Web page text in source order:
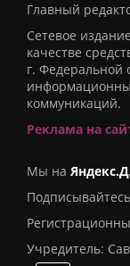
Главный
Сетевое
качестве
г. Федеральной
коммуникаций.
Реклама на
Мы на
Учредитель: